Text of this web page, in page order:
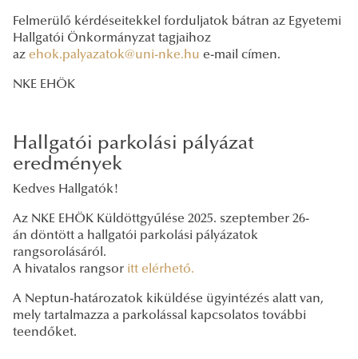
Felmerülő kérdéseitekkel forduljatok bátran az Egyetemi
Hallgatói Önkormányzat tagjaihoz
az ehok.palyazatok@uni-nke.hu e-mail címen.
NKE EHÖK
Hallgatói parkolási pályázat
eredmények
Kedves Hallgatók!
Az NKE EHÖK Küldöttgyűlése 2025. szeptember 26-
án döntött a hallgatói parkolási pályázatok
rangsorolásáról.
A hivatalos rangsor itt elérhető.
A Neptun-határozatok kiküldése ügyintézés alatt van,
mely tartalmazza a parkolással kapcsolatos további
teendőket.